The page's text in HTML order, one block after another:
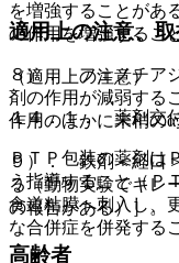
適用上の注意、
（適用上の注意）
１４．１． 薬剤交
ＰＴＰ包装の薬剤は
う指導すること（Ｐ
食道粘膜へ刺入し、
な合併症を併発する
を増強することがあ
の作用を増強するこ
８）． フェノチア
剤の作用が減弱する
作用のほかに末梢の
９）． 鉄剤＜経口
る（動物実験でキレ
の報告がある）］。
高齢者